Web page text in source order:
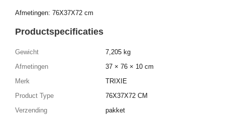
Afmetingen: 76X37X72 cm
Productspecificaties
Gewicht
7,205 kg
Afmetingen
37 × 76 × 10 cm
Merk
TRIXIE
Product Type
76X37X72 CM
Verzending
pakket